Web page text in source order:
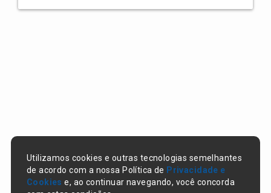
Utilizamos cookies e outras tecnologias semelhantes
de acordo com a nossa Política de Privacidade e
Cookies e, ao continuar navegando, você concorda